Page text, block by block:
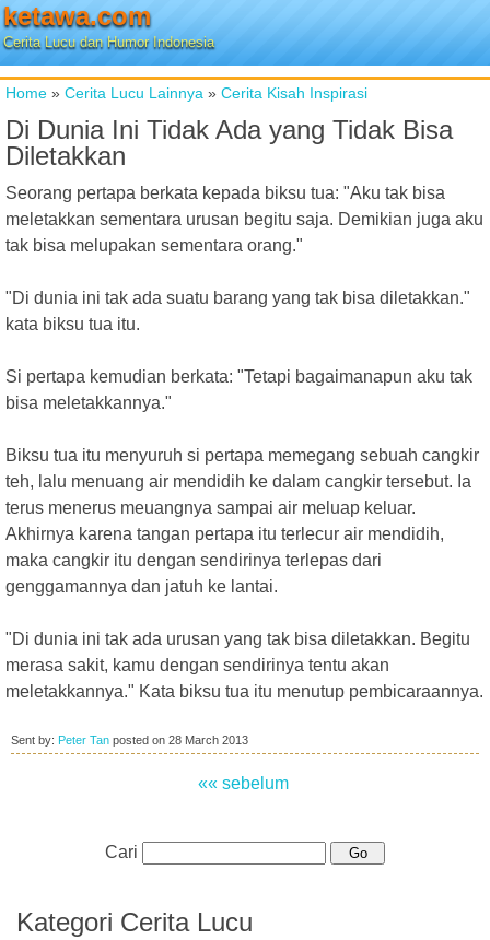
ketawa.com
Cerita Lucu dan Humor Indonesia
Home » Cerita Lucu Lainnya » Cerita Kisah Inspirasi
Di Dunia Ini Tidak Ada yang Tidak Bisa
Diletakkan
Seorang pertapa berkata kepada biksu tua: "Aku tak bisa
meletakkan sementara urusan begitu saja. Demikian juga aku
tak bisa melupakan sementara orang."
"Di dunia ini tak ada suatu barang yang tak bisa diletakkan."
kata biksu tua itu.
Si pertapa kemudian berkata: "Tetapi bagaimanapun aku tak
bisa meletakkannya."
Biksu tua itu menyuruh si pertapa memegang sebuah cangkir
teh, lalu menuang air mendidih ke dalam cangkir tersebut. Ia
terus menerus meuangnya sampai air meluap keluar.
Akhirnya karena tangan pertapa itu terlecur air mendidih,
maka cangkir itu dengan sendirinya terlepas dari
genggamannya dan jatuh ke lantai.
"Di dunia ini tak ada urusan yang tak bisa diletakkan. Begitu
merasa sakit, kamu dengan sendirinya tentu akan
meletakkannya." Kata biksu tua itu menutup pembicaraannya.
Sent by: Peter Tan posted on 28 March 2013
«« sebelum
Cari
Kategori Cerita Lucu